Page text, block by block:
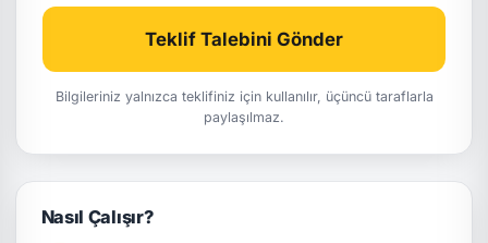
Teklif Talebini Gönder
Bilgileriniz yalnızca teklifiniz için kullanılır, üçüncü taraflarla
paylaşılmaz.
Nasıl Çalışır?